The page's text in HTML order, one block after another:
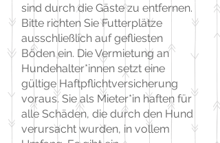
sind durch die Gäste zu entfernen.
Bitte richten Sie Futterplätze
ausschließlich auf gefliesten
Böden ein. Die Vermietung an
Hundehalter*innen setzt eine
gültige Haftpflichtversicherung
voraus. Sie als Mieter*in haften für
alle Schäden, die durch den Hund
verursacht wurden, in vollem